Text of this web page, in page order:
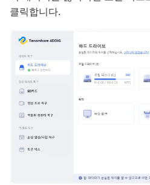
클릭합니다.